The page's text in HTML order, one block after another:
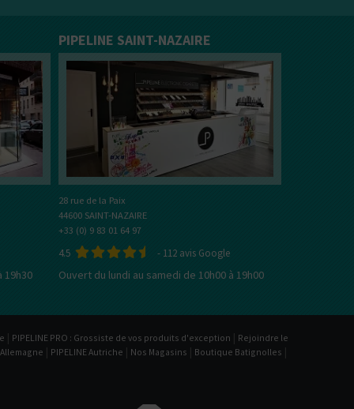
VOIR
TOUS
LES KITS
// ACCESSOIRES
Tous les fabricants A propos de PIPELINE
Saveur
MENTHOLÉE
Saveur
BOISSON
ACCUS &
CHARGEURS OUTILS
Arôme
FRUITÉ
CBD : L'UNIVERS DÉDIÉ À LA
LE DRUGSTORE DU
Kits e-Cigarettes e-Liquides DIY
19h30
PIPELINE SAINT-NAZAIRE
28 rue de la Paix
44600 SAINT-NAZAIRE
+33 (0) 9 83 01 64 97
4.5 - 112avis Google
Ouvert du lundi au samedi de 10h00 à 19h00
| PIPELINE PRO : Grossiste de vos produits d'exception | Rejoindre le
Allemagne | PIPELINE Autriche | Nos Magasins | Boutique Batignolles |